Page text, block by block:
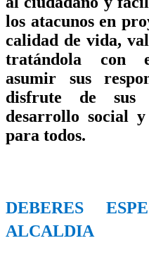
los atacunos en
calidad de vida,
tratándola con
asumir sus
disfrute de sus
desarrollo social y
para todos.
DEBERES
ALCALDIA